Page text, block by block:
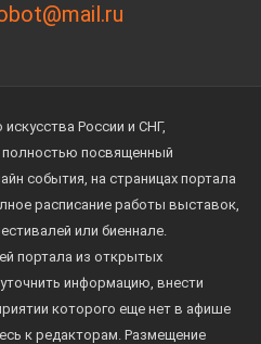
России и СНГ,
полностью посвященный
события, на страницах портала
расписание работы выставок,
или биеннале.
портала из открытых
информацию, внести
которого еще нет в афише
к редакторам. Размещение